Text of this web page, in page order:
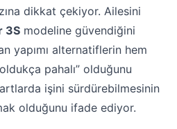
dikkat çekiyor. Ailesini
3S modeline güvendiğini
yapımı alternatiflerin hem
pahalı” olduğunu
işini sürdürebilmesinin
olduğunu ifade ediyor.